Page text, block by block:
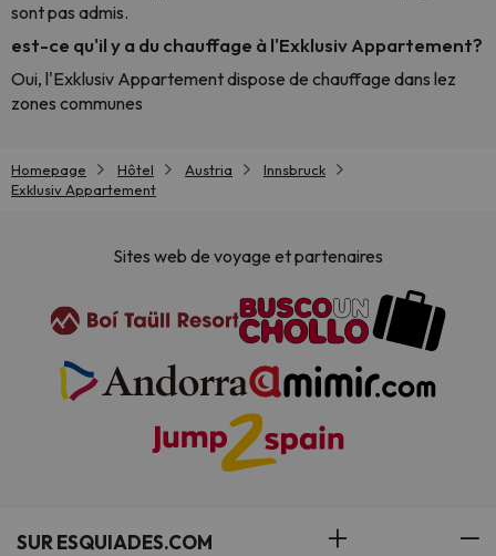
sont pas admis.
est-ce qu'il y a du chauffage à l'Exklusiv Appartement?
Oui, l'Exklusiv Appartement dispose de chauffage dans lez
zones communes
Homepage Hôtel Austria
Innsbruck
Exklusiv Appartement
Sites web de voyage et partenaires
SUR ESQUIADES.COM